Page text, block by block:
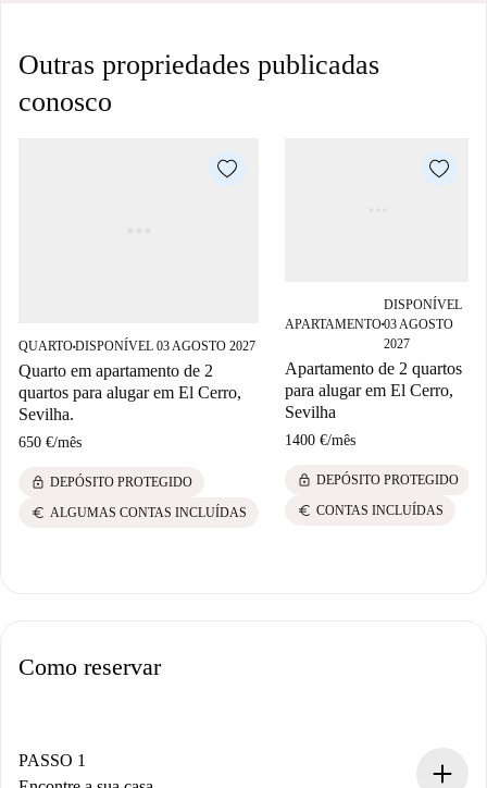
Outras propriedades publicadas
conosco
QUARTO■DISPONÍVEL 03 AGOSTO 2027
Quarto em apartamento de 2
quartos para alugar em El Cerro,
Sevilha.
650 €/mês
lock DEPÓSITO PROTEGIDO
euro ALGUMAS CONTAS INCLUÍDAS
APARTAMENTO■
DISPONÍVEL
03 AGOSTO
2027
Apartamento de 2 quartos
para alugar em El Cerro,
Sevilha
1400 €/mês
lock DEPÓSITO PROTEGIDO
euro CONTAS INCLUÍDAS
Como reservar
PASSO 1